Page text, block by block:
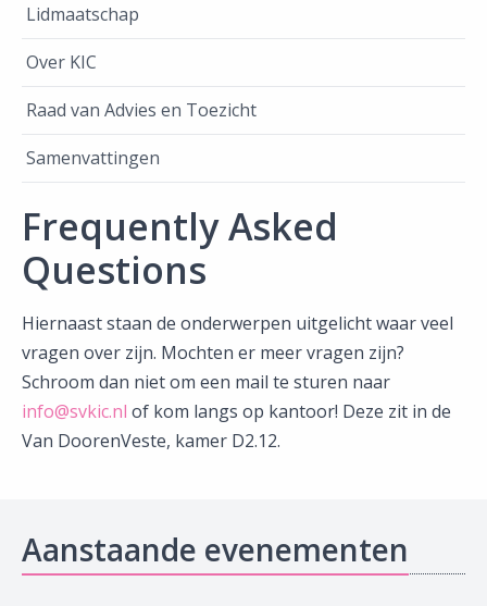
Lidmaatschap
Over KIC
Raad van Advies en Toezicht
Samenvattingen
Frequently Asked
Questions
Hiernaast staan de onderwerpen uitgelicht waar veel
vragen over zijn. Mochten er meer vragen zijn?
Schroom dan niet om een mail te sturen naar
info@svkic.nl of kom langs op kantoor! Deze zit in de
Van DoorenVeste, kamer D2.12.
Aanstaande evenementen